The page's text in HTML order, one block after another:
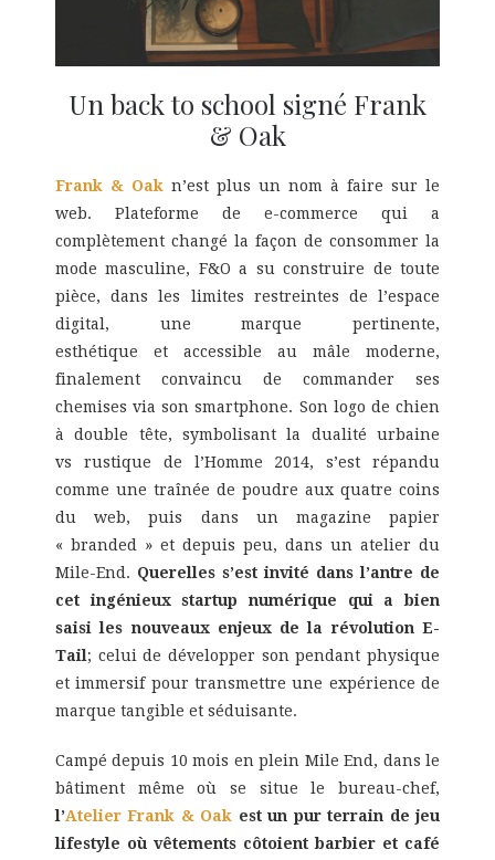
Un back to school signé Frank
& Oak
Frank & Oak n’est plus un nom à faire sur le
web. Plateforme de e-commerce qui a
complètement changé la façon de consommer la
mode masculine, F&O a su construire de toute
pièce, dans les limites restreintes de l’espace
digital, une marque pertinente,
esthétique et accessible au mâle moderne,
finalement convaincu de commander ses
chemises via son smartphone. Son logo de chien
à double tête, symbolisant la dualité urbaine
vs rustique de l’Homme 2014, s’est répandu
comme une traînée de poudre aux quatre coins
du web, puis dans un magazine papier
« branded » et depuis peu, dans un atelier du
Mile-End. Querelles s’est invité dans l’antre de
cet ingénieux startup numérique qui a bien
saisi les nouveaux enjeux de la révolution E-
Tail ; celui de développer son pendant physique
et immersif pour transmettre une expérience de
marque tangible et séduisante.
Campé depuis 10 mois en plein Mile End, dans le
bâtiment même où se situe le bureau-chef,
l’Atelier Frank & Oak est un pur terrain de jeu
lifestyle où vêtements côtoient barbier et café